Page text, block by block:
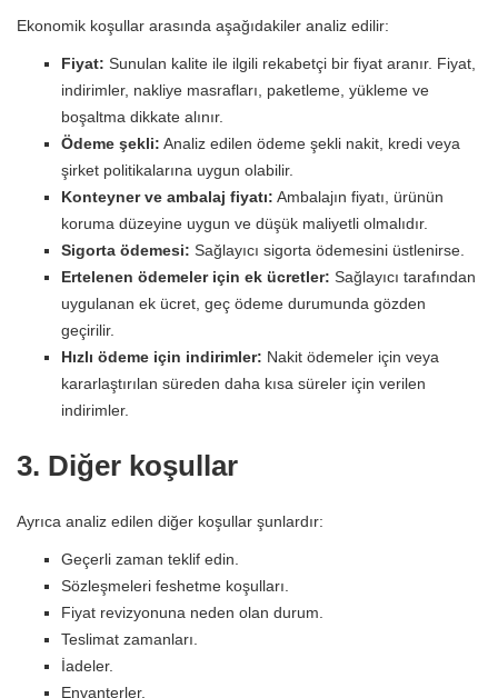
Ekonomik koşullar arasında aşağıdakiler analiz edilir:
Fiyat: Sunulan kalite ile ilgili rekabetçi bir fiyat aranır. Fiyat,
indirimler, nakliye masrafları, paketleme, yükleme ve
boşaltma dikkate alınır.
Ödeme şekli: Analiz edilen ödeme şekli nakit, kredi veya
şirket politikalarına uygun olabilir.
Konteyner ve ambalaj fiyatı: Ambalajın fiyatı, ürünün
koruma düzeyine uygun ve düşük maliyetli olmalıdır.
Sigorta ödemesi: Sağlayıcı sigorta ödemesini üstlenirse.
Ertelenen ödemeler için ek ücretler: Sağlayıcı tarafından
uygulanan ek ücret, geç ödeme durumunda gözden
geçirilir.
Hızlı ödeme için indirimler: Nakit ödemeler için veya
kararlaştırılan süreden daha kısa süreler için verilen
indirimler.
3. Diğer koşullar
Ayrıca analiz edilen diğer koşullar şunlardır:
Geçerli zaman teklif edin.
Sözleşmeleri feshetme koşulları.
Fiyat revizyonuna neden olan durum.
Teslimat zamanları.
İadeler.
Envanterler.